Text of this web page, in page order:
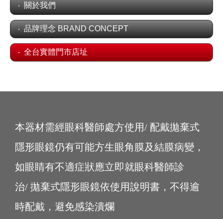
關於我們
品牌理念 BRAND CONCEPT
全台實體門市店址
本器材需經眼科醫師處方使用/ 配戴拋棄式
隱形眼鏡仍有可能方生眼角膜及結膜病變，
如眼睛有不適症狀應立即就眼科醫師診
治/ 拋棄式隱形眼鏡依使用說明書，不得逾
時配戴，避免感染潰爛